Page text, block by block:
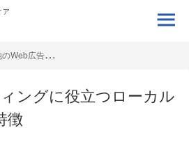
ア
のWeb広告
ングに役立つローカル
徴